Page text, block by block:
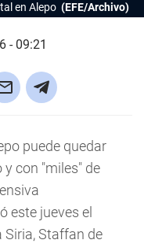
en Alepo (EFE/Archivo)
- 09:21
puede quedar
con "miles" de
este jueves el
Siria, Staffan de